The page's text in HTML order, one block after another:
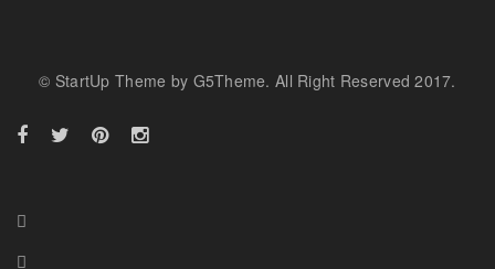
© StartUp Theme by G5Theme. All Right Reserved 2017.